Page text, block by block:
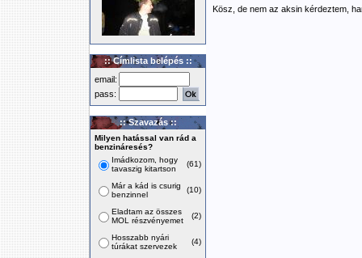
:: Címlista belépés ::
email:
pass:
:: Szavazás ::
Milyen hatással van rád a
benzináresés?
Imádkozom, hogy
tavaszig kitartson
(61)
Már a kád is csurig
benzinnel
(10)
Eladtam az összes
MOL részvényemet
(2)
Hosszabb nyári
túrákat szervezek
(4)
Kösz, de nem az aksin kérdeztem,